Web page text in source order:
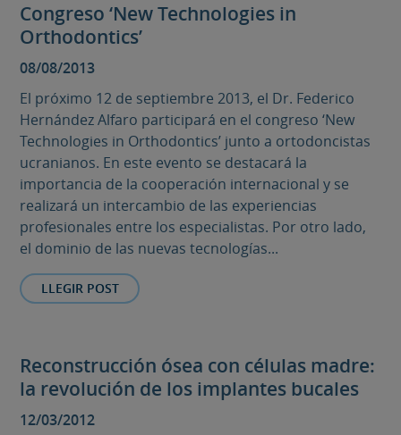
Congreso ‘New Technologies in
Orthodontics’
08/08/2013
El próximo 12 de septiembre 2013, el Dr. Federico
Hernández Alfaro participará en el congreso ‘New
Technologies in Orthodontics’ junto a ortodoncistas
ucranianos. En este evento se destacará la
importancia de la cooperación internacional y se
realizará un intercambio de las experiencias
profesionales entre los especialistas. Por otro lado,
el dominio de las nuevas tecnologías...
LLEGIR POST
Reconstrucción ósea con células madre:
la revolución de los implantes bucales
12/03/2012